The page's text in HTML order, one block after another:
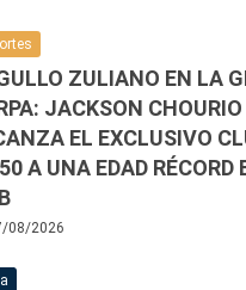
ZULIANO EN LA
JACKSON CHOURIO
EL EXCLUSIVO
A UNA EDAD RÉCORD
08/2026